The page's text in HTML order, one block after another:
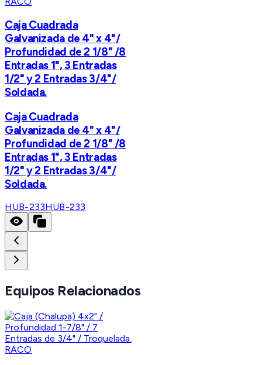
Caja Cuadrada
Galvanizada de 4" x 4"/
Profundidad de 2 1/8" /8
Entradas 1", 3 Entradas
1/2" y 2 Entradas 3/4"/
Soldada.
Caja Cuadrada
Galvanizada de 4" x 4"/
Profundidad de 2 1/8" /8
Entradas 1", 3 Entradas
1/2" y 2 Entradas 3/4"/
Soldada.
HUB-233HUB-233
Equipos Relacionados
RACO